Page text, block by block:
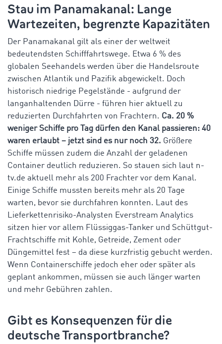
Stau im Panamakanal: Lange
Wartezeiten, begrenzte Kapazitäten
Der Panamakanal gilt als einer der weltweit
bedeutendsten Schifffahrtswege. Etwa 6 % des
globalen Seehandels werden über die Handelsroute
zwischen Atlantik und Pazifik abgewickelt. Doch
historisch niedrige Pegelstände - aufgrund der
langanhaltenden Dürre - führen hier aktuell zu
reduzierten Durchfahrten von Frachtern. Ca. 20 %
weniger Schiffe pro Tag dürfen den Kanal passieren: 40
waren erlaubt – jetzt sind es nur noch 32. Größere
Schiffe müssen zudem die Anzahl der geladenen
Container deutlich reduzieren. So stauen sich laut n-
tv.de aktuell mehr als 200 Frachter vor dem Kanal.
Einige Schiffe mussten bereits mehr als 20 Tage
warten, bevor sie durchfahren konnten. Laut des
Lieferkettenrisiko-Analysten Everstream Analytics
sitzen hier vor allem Flüssiggas-Tanker und Schüttgut-
Frachtschiffe mit Kohle, Getreide, Zement oder
Düngemittel fest – da diese kurzfristig gebucht werden.
Wenn Containerschiffe jedoch eher oder später als
geplant ankommen, müssen sie auch länger warten
und mehr Gebühren zahlen.
Gibt es Konsequenzen für die
deutsche Transportbranche?